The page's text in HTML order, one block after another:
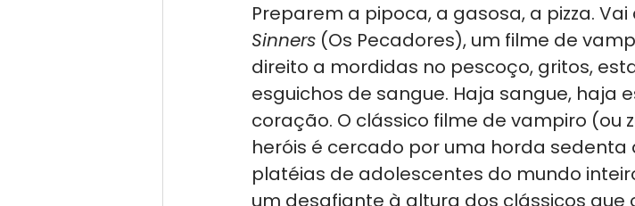
Preparem a pipoca, a gasosa, a pizza.
Sinners (Os Pecadores), um filme de
direito a mordidas no pescoço, gritos,
esguichos de sangue. Haja sangue, haja
coração. O clássico filme de vampiro (ou
heróis é cercado por uma horda sedenta
platéias de adolescentes do mundo
um desafiante à altura dos clássicos que